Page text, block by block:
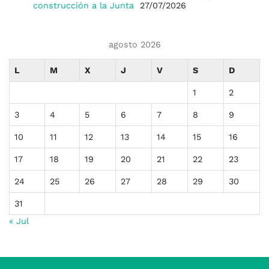
construcción a la Junta
27/07/2026
agosto 2026
L M X J V S D
1 2
3 4 5 6 7 8 9
10 11 12 13 14 15 16
17 18 19 20 21 22 23
24 25 26 27 28 29 30
31
« Jul